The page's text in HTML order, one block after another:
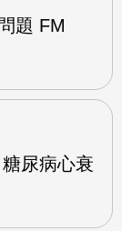
題 FM
尿病心衰